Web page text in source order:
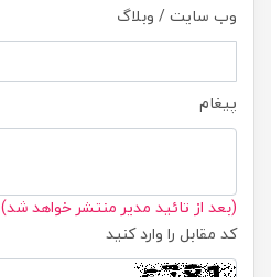
وب سایت / وبلاگ
پیغام
(بعد از تائید مدیر منتشر خواهد شد)
کد مقابل را وارد کنید